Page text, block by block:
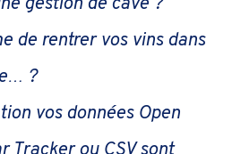
de rentrer vos vins dans
?
vos données Open